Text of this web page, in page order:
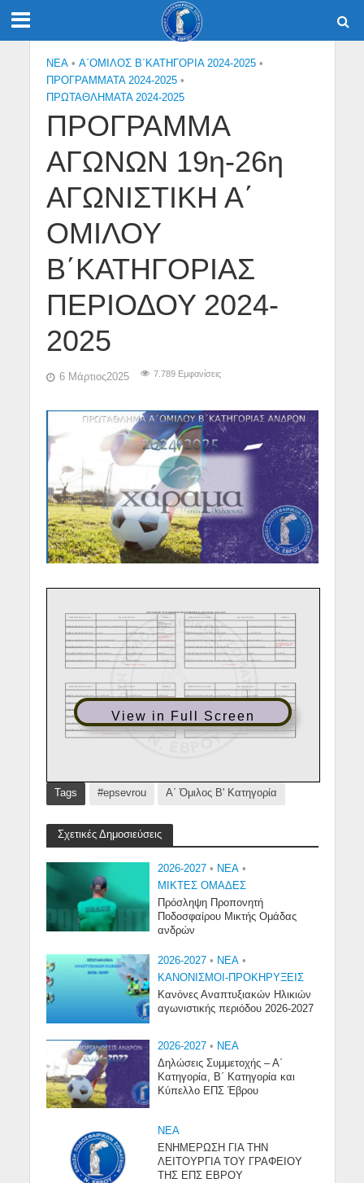
NEA • Α΄ΟΜΙΛΟΣ Β΄ΚΑΤΗΓΟΡΙΑ 2024-2025 •
ΠΡΟΓΡΑΜΜΑΤΑ 2024-2025 •
ΠΡΩΤΑΘΛΗΜΑΤΑ 2024-2025
ΠΡΟΓΡΑΜΜΑ
ΑΓΩΝΩΝ 19η-26η
ΑΓΩΝΙΣΤΙΚΗ Α΄
ΟΜΙΛΟΥ
Β΄ΚΑΤΗΓΟΡΙΑΣ
ΠΕΡΙΟΔΟΥ 2024-
2025
6 Μάρτιος2025 7.789 Εμφανίσεις
View in Full Screen
Tags #epsevrou Α΄ Όμιλος Β' Κατηγορία
Σχετικές Δημοσιεύσεις
2026-2027 • NEA •
ΜΙΚΤΕΣ ΟΜΑΔΕΣ
Πρόσληψη Προπονητή
Ποδοσφαίρου Μικτής Ομάδας
ανδρών
2026-2027 • NEA •
ΚΑΝΟΝΙΣΜΟΙ-ΠΡΟΚΗΡΥΞΕΙΣ
Κανόνες Αναπτυξιακών Ηλικιών
αγωνιστικής περιόδου 2026-2027
2026-2027 • NEA
Δηλώσεις Συμμετοχής – Α΄
Κατηγορία, Β΄ Κατηγορία και
Κύπελλο ΕΠΣ Έβρου
NEA
ΕΝΗΜΕΡΩΣΗ ΓΙΑ ΤΗΝ
ΛΕΙΤΟΥΡΓΙΑ ΤΟΥ ΓΡΑΦΕΙΟΥ
ΤΗΣ ΕΠΣ ΕΒΡΟΥ